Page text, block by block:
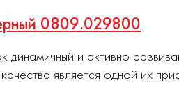
0809.029800
динамичный и активно
является одной их